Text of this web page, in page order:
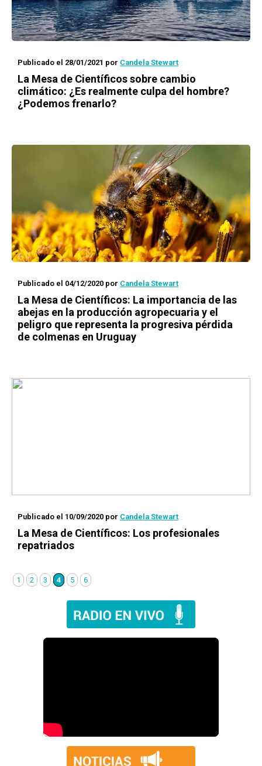
Publicado el 28/01/2021 por Candela Stewart
La Mesa de Científicossobre cambio
climático: ¿Es realmente culpa del hombre?
¿Podemos frenarlo?
Publicado el 04/12/2020 por Candela Stewart
La Mesa de Científicos: La importancia de las
abejas en la producción agropecuaria y el
peligro que representa la progresiva pérdida
de colmenas en Uruguay
Publicado el 10/09/2020 por Candela Stewart
La Mesa de Científicos: Los profesionales
repatriados
1 2 3 4 5 6